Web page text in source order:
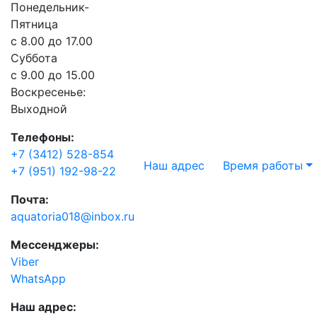
Понедельник-
Пятница
с 8.00 до 17.00
Суббота
с 9.00 до 15.00
Воскресенье:
Выходной
Телефоны:
+7 (3412) 528-854
+7 (951) 192-98-22
Почта:
aquatoria018@inbox.ru
Мессенджеры:
Viber
WhatsApp
Наш адрес:
Наш адрес Время работы